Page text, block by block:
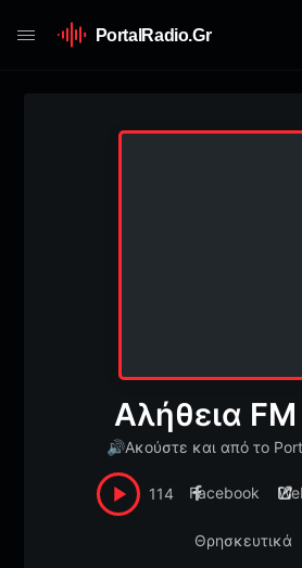
PortalRadio.Gr
Αλήθεια
🔊Ακούστε και από το
114 Facebook
Θρησκευτικά